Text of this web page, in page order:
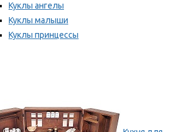
Куклы ангелы
Куклы малыши
Куклы принцессы